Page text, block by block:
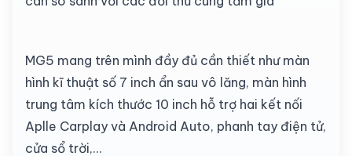
MG5 mang trên mình đầy đủ cần thiết như màn
hình kĩ thuật số 7 inch ẩn sau vô lăng, màn hình
trung tâm kích thước 10 inch hỗ trợ hai kết nối
Aplle Carplay và Android Auto, phanh tay điện tử,
cửa sổ trời,…